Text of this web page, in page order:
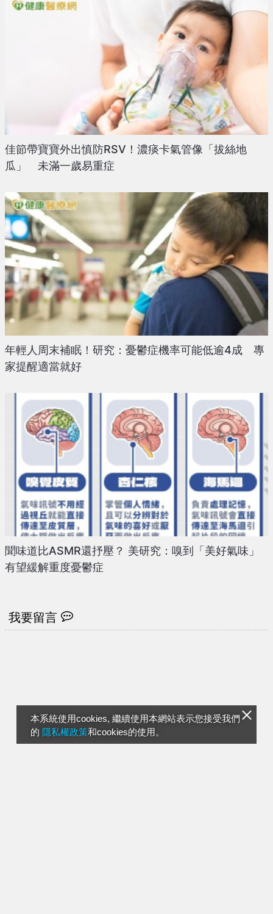
本系統使用cookies, 繼續使用本網站表示您接受我們
的 隱私權政策和cookies的使用。
佳節帶寶寶外出慎防RSV！濃痰卡氣管像「拔絲地
瓜」 未滿一歲易重症
年輕人周末補眠！研究：憂鬱症機率可能低逾4成 專
家提醒適當就好
聞味道比ASMR還抒壓？ 美研究：嗅到「美好氣味」
有望緩解重度憂鬱症
我要留言